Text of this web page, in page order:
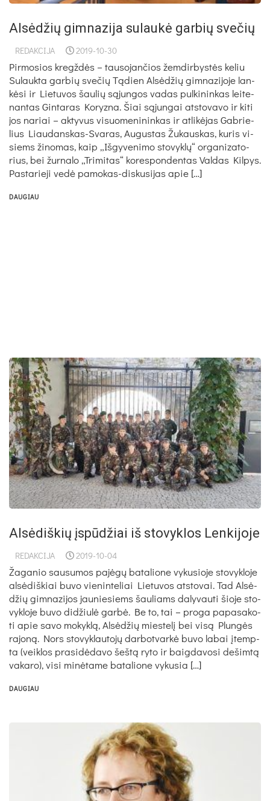
Alsėdžių gimnazija sulaukė garbių svečių
REDAKCIJA 2019-10-30
Pirmosios kregždės – tausojančios žemdirbystės keliu
Su­lauk­ta gar­bių sve­čių Tą­dien Al­sė­džių gim­na­zi­jo­je lan­
kė­si ir Lie­tu­vos šau­lių są­jun­gos va­das pul­ki­nin­kas lei­te­
nan­tas Gin­ta­ras Ko­ryz­na. Šiai są­jun­gai at­sto­va­vo ir ki­ti
jos na­riai – ak­ty­vus vi­suo­me­ni­nin­kas ir at­li­kė­jas Gab­rie­
lius Liau­dans­kas-Sva­ras, Au­gus­tas Žu­kaus­kas, ku­ris vi­
siems ži­no­mas, kaip „Iš­gy­ve­ni­mo sto­vyk­lų“ or­ga­ni­za­to­
rius, bei žur­na­lo „Tri­mi­tas“ ko­res­pon­den­tas Val­das Kil­pys.
Pas­ta­rie­ji ve­dė pa­mo­kas-dis­ku­si­jas apie […]
DAUGIAU
Alsėdiškių įspūdžiai iš stovyklos Lenkijoje
REDAKCIJA 2019-10-04
Ža­ga­nio sau­su­mos pa­jė­gų ba­ta­lio­ne vy­ku­sio­je sto­vyk­lo­je
al­sė­diš­kiai bu­vo vie­nin­te­liai Lie­tu­vos at­sto­vai. Tad Al­sė­
džių gim­na­zi­jos jau­nie­siems šau­liams da­ly­vau­ti šio­je sto­
vyk­lo­je bu­vo di­džiu­lė gar­bė. Be to, tai – pro­ga pa­pa­sa­ko­
ti apie sa­vo mo­kyk­lą, Al­sė­džių mies­te­lį bei vi­są Plun­gės
ra­jo­ną. Nors sto­vyk­lau­to­jų dar­bot­var­kė bu­vo la­bai įtemp­
ta (veik­los pra­si­dė­da­vo šeš­tą ry­to ir baig­da­vo­si de­šim­tą
va­ka­ro), vi­si mi­nė­ta­me ba­ta­lio­ne vy­ku­sia […]
DAUGIAU